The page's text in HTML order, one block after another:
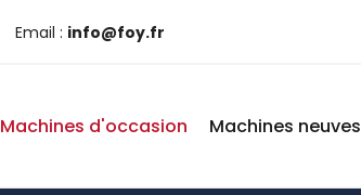
Email : info@foy.fr
Machines d'occasion Machines neuves